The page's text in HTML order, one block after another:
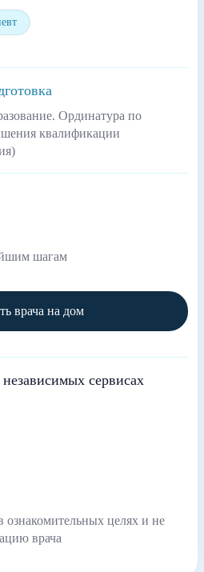
Ординатура по
квалификации
шагам
врача на дом
сервисах
целях и не
врача